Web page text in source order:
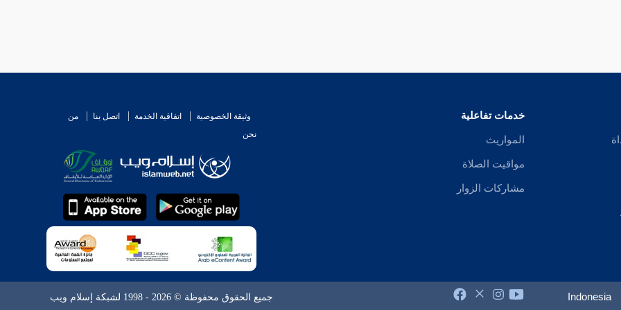
خدمات تفاعلية
المواريث
مواقيت الصلاة
مشاركات الزوار
وثيقة الخصوصية اتفاقية الخدمة اتصل بنا
من
نحن
Indonesia جميع الحقوق محفوظة © 2026 - 1998 لشبكة إسلام ويب